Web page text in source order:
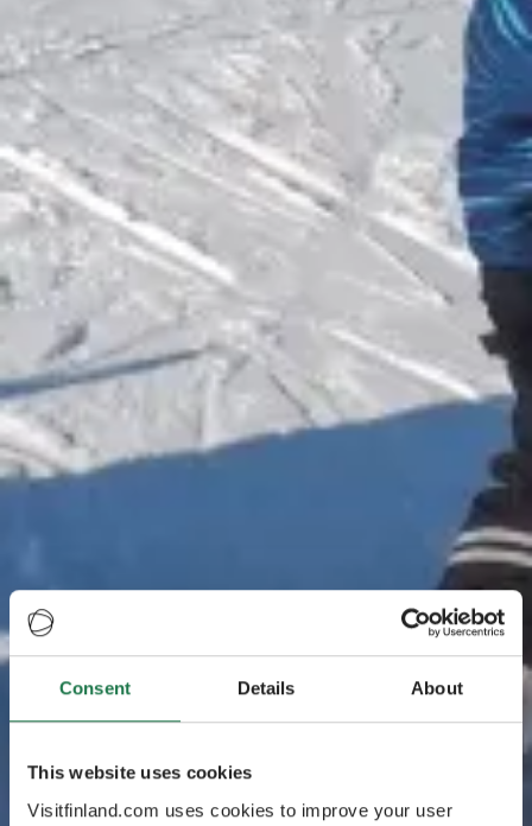
Consent Details About
This website uses cookies
Visitfinland.com uses cookies to improve your user